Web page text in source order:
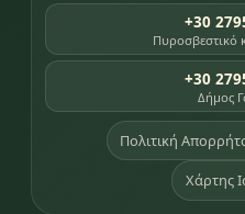
+30
Πυροσβεστικό
+30
Δήμος
Πολιτική
Χάρτης